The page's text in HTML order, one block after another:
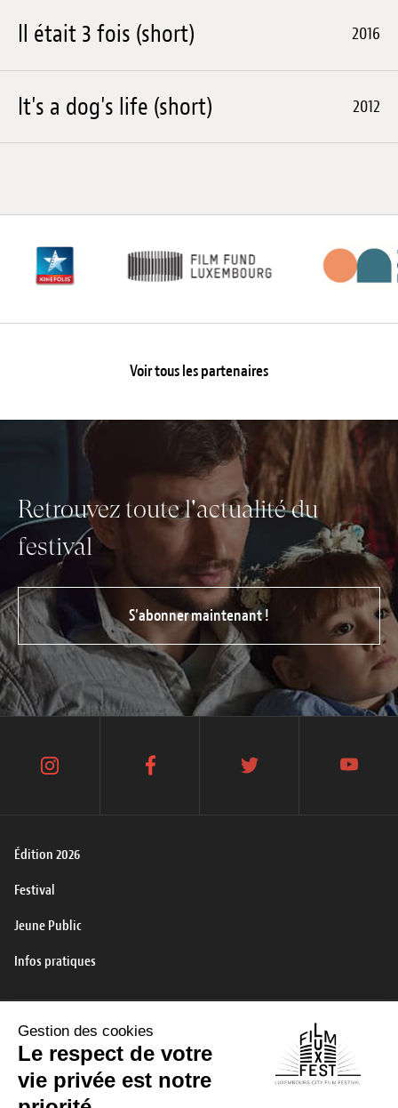
Il était 3 fois (short) 2016
It's a dog's life (short) 2012
Voir tous les partenaires
Retrouvez toute l'actualité du
festival
S’abonner maintenant !
Édition 2026
Festival
Jeune Public
Infos pratiques
instagram facebook twitter youtube
Contact
Mentions légales